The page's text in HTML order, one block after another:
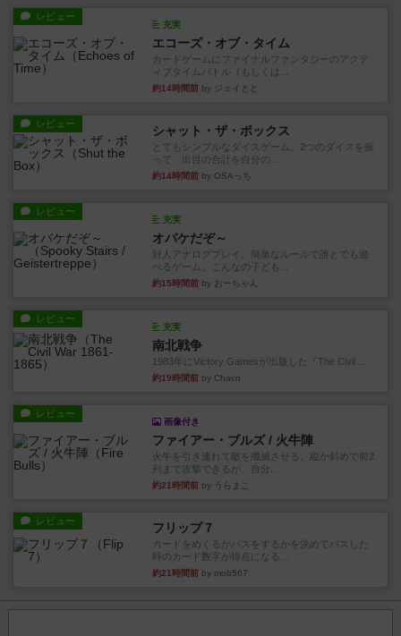
レビュー
充実
エコーズ・オブ・タイム
カードゲームにファイナルファンタジーのアクテ
ィブタイムバトル（もしくは...
約14時間前 by ジェイとと
レビュー シャット・ザ・ボックス
とてもシンプルなダイスゲーム。2つのダイスを振
って、出目の合計を自分の...
約14時間前 by OSAっち
レビュー
充実
オバケだぞ～
対人アナログプレイ。簡単なルールで誰とでも遊
べるゲーム。こんなの子ども...
約15時間前 by おーちゃん
レビュー
充実
南北戦争
1983年にVictory Gamesが出版した『The Civil ...
約19時間前 by Chaco
レビュー
画像付き
ファイアー・ブルズ / 火牛陣
火牛を引き連れて敵を殲滅させる。縦か斜めで前2
列まで攻撃できるが、自分...
約21時間前 by うらまこ
レビュー フリップ７
カードをめくるかパスをするかを決めてパスした
時のカード数字が得点になる...
約21時間前 by mob567